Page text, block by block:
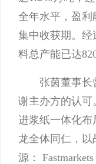
全年水平，盈利
集中收获期。
料总产能已达
张茵董事长曾
谢主办方的认
进浆纸一体化
龙全体同仁，
源：
Fastmarkets